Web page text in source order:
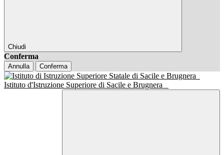
Chiudi
Conferma
Annulla Conferma
Istituto d'Istruzione Superiore di Sacile e Brugnera